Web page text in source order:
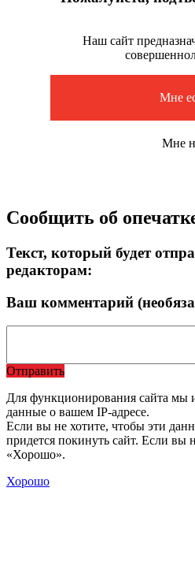
Наш сайт
Мне
Мне
Сообщить об
Текст, который будет
редакторам:
Ваш комментарий
Отправить
Для функционирования сайта мы
данные о вашем IP-адресе.
Если вы не хотите, чтобы эти
придется покинуть сайт. Если вы
«Хорошо».
Хорошо